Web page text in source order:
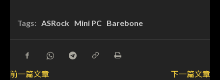
Tags: ASRock Mini PC Barebone
前一篇文章
下一篇文章